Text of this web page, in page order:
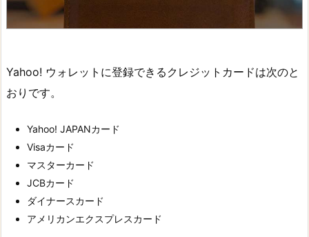
Yahoo! ウォレットに登録できるクレジットカードは次のと
おりです。
Yahoo! JAPANカード
Visaカード
マスターカード
JCBカード
ダイナースカード
アメリカンエクスプレスカード